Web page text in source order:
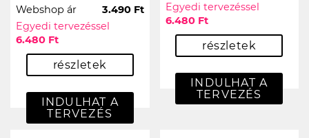
Webshop ár
3.490 Ft
Egyedi tervezéssel
6.480 Ft
részletek
INDULHAT A
TERVEZÉS
Egyedi tervezéssel
6.480 Ft
részletek
INDULHAT A
TERVEZÉS